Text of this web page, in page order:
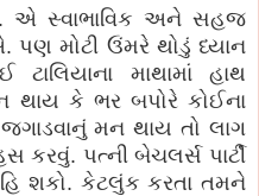
એ સ્વાભાવિક અને સહજ
મોટી ઉંમરે થોડું ધ્યાન
માથામાં હાથ
થાય કે ભર બપોરે કોઈના
મન થાય તો લાગ
પત્ની બેચલર્સ પાર્ટી
શકો. કેટલુંક કરતા તમને